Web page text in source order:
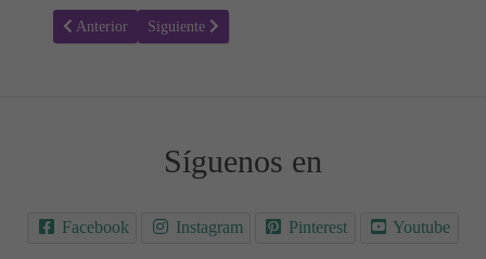
Artículo anterior: Tenerife - Municipios - Adeje
Anterior Artículo siguiente: Tenerife - Espacios Culturales -
Siguiente
Síguenos en
Facebook Instagram Pinterest Youtube